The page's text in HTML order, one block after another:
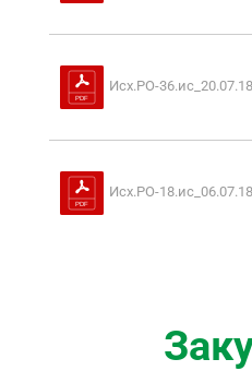
Исх.РО-36.ис_20.07.18
Исх.РО-18.ис_06.07.18